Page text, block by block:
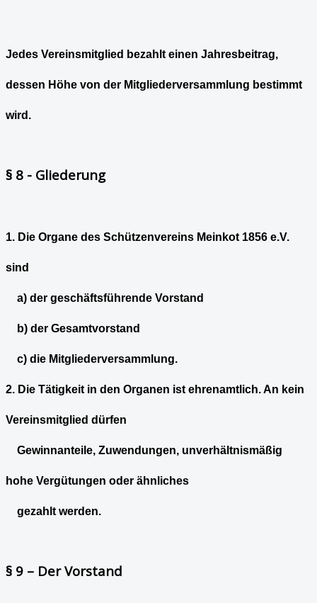
Jedes Vereinsmitglied bezahlt einen Jahresbeitrag,
dessen Höhe von der Mitgliederversammlung bestimmt
wird.
§ 8 - Gliederung
1. Die Organe des Schützenvereins Meinkot 1856 e.V.
sind
a) der geschäftsführende Vorstand
b) der Gesamtvorstand
c) die Mitgliederversammlung.
2. Die Tätigkeit in den Organen ist ehrenamtlich. An kein
Vereinsmitglied dürfen
Gewinnanteile, Zuwendungen, unverhältnismäßig
hohe Vergütungen oder ähnliches
gezahlt werden.
§ 9 – Der Vorstand